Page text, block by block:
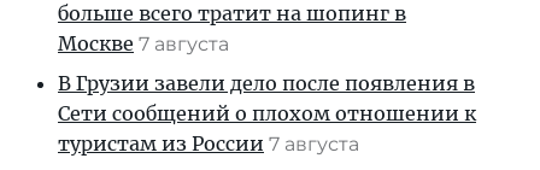
больше всего тратит на шопинг в
Москве 7 августа
В Грузии завели дело после появления в
Сети сообщений о плохом отношении к
туристам из России 7 августа